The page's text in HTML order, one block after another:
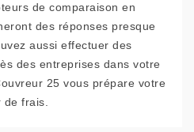
de comparaison en
des réponses presque
aussi effectuer des
des entreprises dans votre
25 vous prépare votre
de frais.